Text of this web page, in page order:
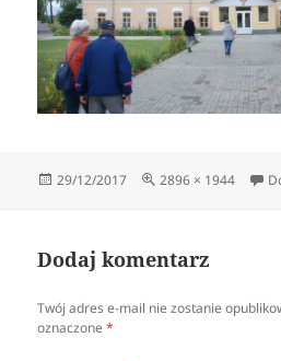
Data
29/12/2017
Pełny
2896 × 1944
Dodaj komentarz
Twój adres e-mail nie zostanie
oznaczone*